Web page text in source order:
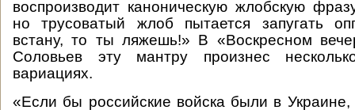
воспроизводит каноническую жлобскую
но трусоватый жлоб пытается запугать
встану, то ты ляжешь!» В «Воскресном
Соловьев эту мантру произнес
вариациях.
«Если бы российские войска были в